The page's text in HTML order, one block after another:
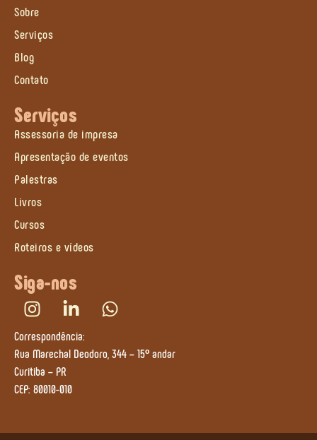
Sobre
Serviços
Blog
Contato
Serviços
Assessoria de impresa
Apresentação de eventos
Palestras
Livros
Cursos
Roteiros e vídeos
Siga-nos
Correspondência:
Rua Marechal Deodoro, 344 – 15º andar
Curitiba – PR
CEP: 80010-010